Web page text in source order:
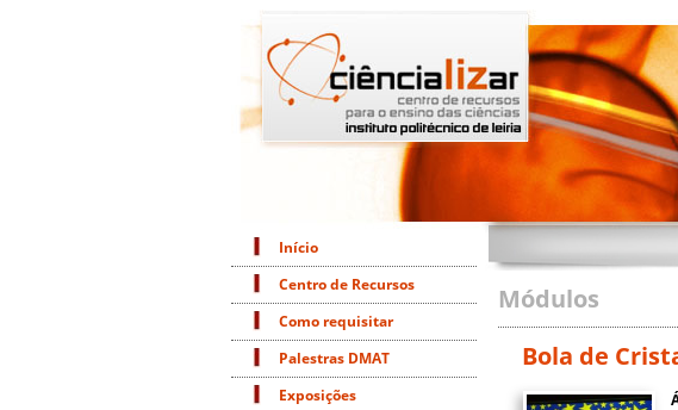
Início
Centro de Recursos
Como requisitar
Palestras DMAT
Exposições
Módulos
Bola de